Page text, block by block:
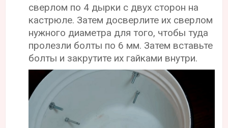
сверлом по 4 дырки с двух сторон на
кастрюле. Затем досверлите их сверлом
нужного диаметра для того, чтобы туда
пролезли болты по 6 мм. Затем вставьте
болты и закрутите их гайками внутри.